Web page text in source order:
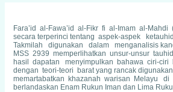
Fara’id al-Fawa’id al-Fikr fi al-Imam al-Mahdi
secara terperinci tentang aspek-aspek
Takmilah digunakan dalam menganalisis
MSS 2939 memperlihatkan unsur-unsur
hasil dapatan menyimpulkan bahawa ciri-
dengan teori-teori barat yang rancak
memartabatkan khazanah warisan Melayu
berlandaskan Enam Rukun Iman dan Lima